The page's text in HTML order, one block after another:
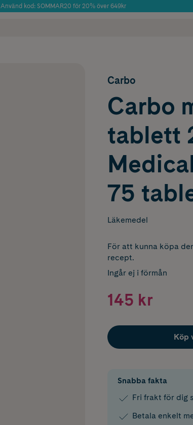
Använd kod: SOMMAR20 för 20% över 649kr
Carbo
Carbo
tablett
75
Läkemedel
För att kunna köpa
recept.
Ingår ej i förmån
145 kr
Köp
Snabba fakta
Fri frakt för dig
Betala enkelt